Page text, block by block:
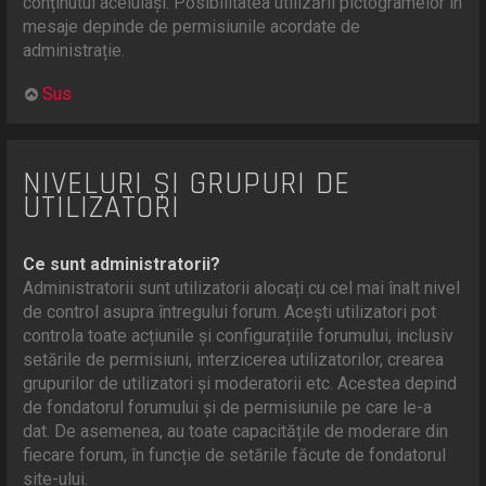
mesaje depinde de permisiunile acordate de
administrație.
Sus
NIVELURI ȘI GRUPURI DE
UTILIZATORI
Ce sunt administratorii?
Administratorii sunt utilizatorii alocați cu cel mai înalt nivel
de control asupra întregului forum. Acești utilizatori pot
controla toate acțiunile și configurațiile forumului, inclusiv
setările de permisiuni, interzicerea utilizatorilor, crearea
grupurilor de utilizatori și moderatorii etc. Acestea depind
de fondatorul forumului și de permisiunile pe care le-a
dat. De asemenea, au toate capacitățile de moderare din
fiecare forum, în funcție de setările făcute de fondatorul
site-ului.